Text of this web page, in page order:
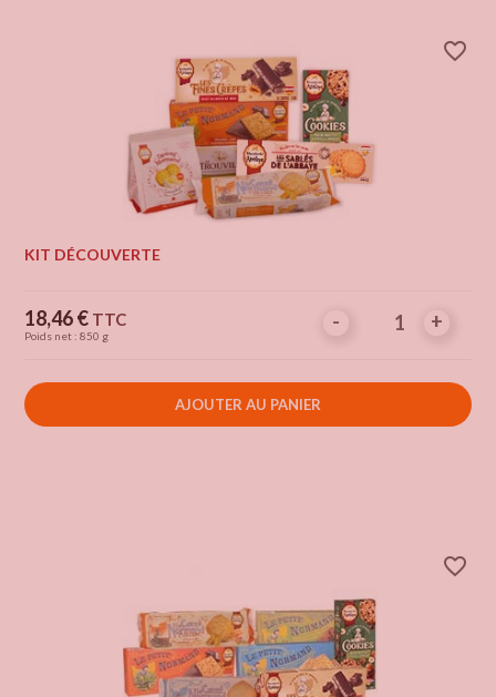
favorite_border
KIT DÉCOUVERTE
Prix
18,46 € TTC
Poids net : 850 g
- +
- +
AJOUTER AU PANIER
favorite_border